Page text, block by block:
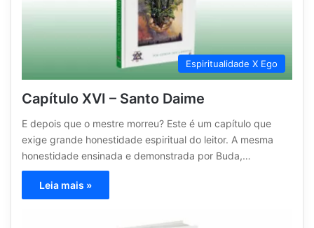
Espiritualidade X Ego
Capítulo XVI – Santo Daime
E depois que o mestre morreu? Este é um capítulo que
exige grande honestidade espiritual do leitor. A mesma
honestidade ensinada e demonstrada por Buda,…
Leia mais »